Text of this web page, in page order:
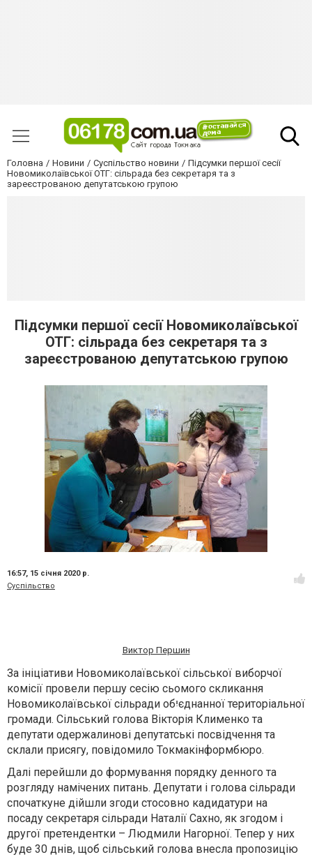
Головна Новини Суспільство новини
Підсумки першої сесії
Новомиколаївської ОТГ: сільрада без секретаря та з
зареєстрованою депутатською групою
Підсумки першої сесії Новомиколаївської
ОТГ: сільрада без секретаря та з
зареєстрованою депутатською групою
16:57, 15 січня 2020 р.
Суспільство
Виктор Першин
За ініціативи Новомиколаївської сільської виборчої
комісії провели першу сесію сьомого скликання
Новомиколаївської сільради обיִєднанної територіальної
громади. Сільський голова Вікторія Клименко та
депутати одержалинові депутатські посвідчення та
склали присягу, повідомило Токмакінформбюро.
Далі перейшли до формування порядку денного та
розгляду намічених питань. Депутати і голова сільради
спочаткуне дійшли згоди стосовно кадидатури на
посаду секретаря сільради Наталії Сахно, як згодом і
другої претендентки – Людмили Нагорної. Тепер у них
буде 30 днів, щоб сільський голова внесла пропозицію